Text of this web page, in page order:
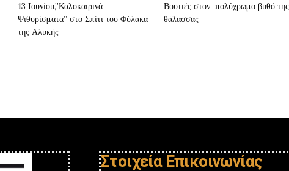
13 Ιουνίου,”Καλοκαιρινά
Ψιθυρίσματα” στο Σπίτι του Φύλακα
της Αλυκής
Βουτιές στον πολύχρωμο βυθό της
θάλασσας
Στοιχεία Επικοινωνίας